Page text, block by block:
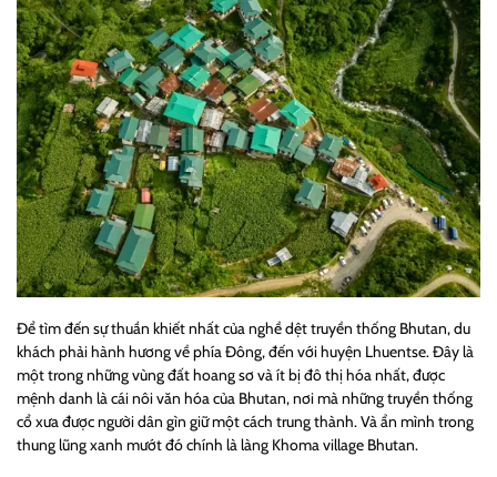
Để tìm đến sự thuần khiết nhất của nghề dệt truyền thống Bhutan, du
khách phải hành hương về phía Đông, đến với huyện Lhuentse. Đây là
một trong những vùng đất hoang sơ và ít bị đô thị hóa nhất, được
mệnh danh là cái nôi văn hóa của Bhutan, nơi mà những truyền thống
cổ xưa được người dân gìn giữ một cách trung thành. Và ẩn mình trong
thung lũng xanh mướt đó chính là làng Khoma village Bhutan.